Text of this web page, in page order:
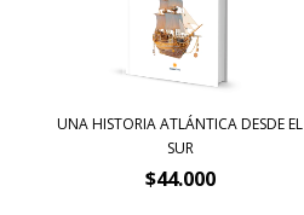
UNA HISTORIA ATLÁNTICA DESDE EL
SUR
$44.000